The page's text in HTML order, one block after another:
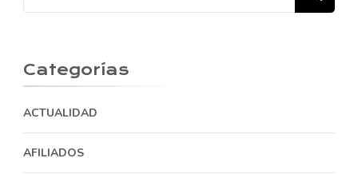
for:
Categorías
ACTUALIDAD
AFILIADOS